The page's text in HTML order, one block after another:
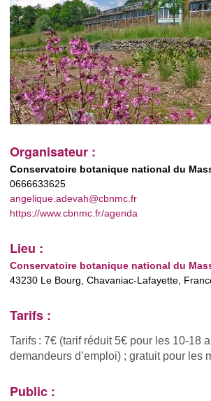
Organisateur :
Conservatoire botanique national du
0666633625
angelique.adevah@cbnmc.fr
https://www.cbnmc.fr/agenda
Lieu :
Conservatoire botanique national du
43230 Le Bourg, Chavaniac-Lafayette,
Tarifs :
Tarifs : 7€ (tarif réduit 5€ pour les 10-18
demandeurs d’emploi) ; gratuit pour les
Public :